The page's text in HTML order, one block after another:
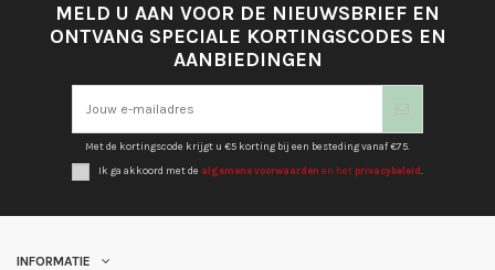
MELD U AAN VOOR DE NIEUWSBRIEF EN
ONTVANG SPECIALE KORTINGSCODES EN
AANBIEDINGEN
Met de kortingscode krijgt u €5 korting bij een besteding vanaf €75.
Ik ga akkoord met de algemene voorwaarden en het privacybeleid.
INFORMATIE